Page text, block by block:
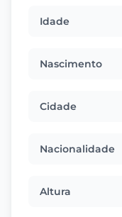
Idade
Nascimento
Cidade
Nacionalidade
Altura